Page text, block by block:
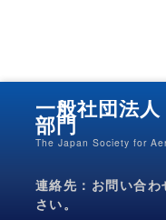
一般社団法
部門
The Japan Society for
連絡先：お問い合
さい。